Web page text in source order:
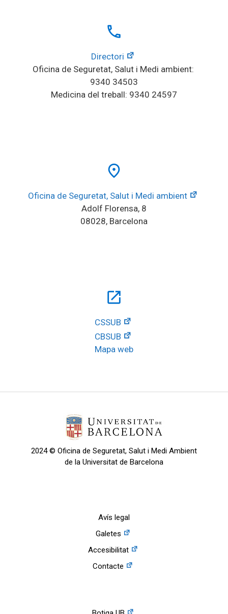
local_phone
Directori
Oficina de Seguretat, Salut i Medi ambient:
9340 34503
Medicina del treball: 9340 24597
place
Oficina de Seguretat, Salut i Medi ambient
Adolf Florensa, 8
08028, Barcelona
open_in_new
CSSUB
CBSUB
Mapa web
2024 © Oficina de Seguretat, Salut i Medi Ambient
de la Universitat de Barcelona
Avís legal
Galetes
Accesibilitat
Contacte